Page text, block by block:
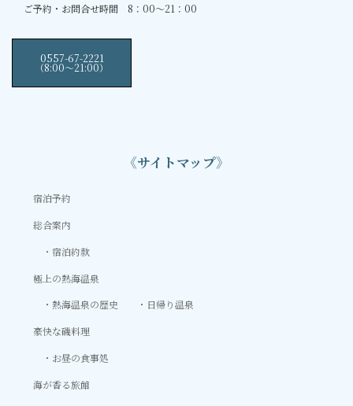
ご予約・お問合せ時間 8：00～21：00
0557-67-2221
（8:00〜21:00）
《サイトマップ》
宿泊予約
総合案内
宿泊約款
極上の熱海温泉
熱海温泉の歴史
日帰り温泉
豪快な磯料理
お昼の食事処
海が香る旅館